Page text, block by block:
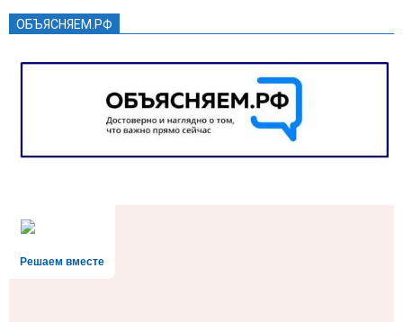
ОБЪЯСНЯЕМ.РФ
Решаем вместе